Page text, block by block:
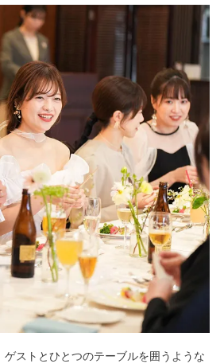
切にし
イテムなど、館内は自由に飾り付けが可
に友人を招くような、贅沢で穏やかなひ
な特別感と「心のゆとり」を提供しま
ストとひとつのテーブルを囲うような